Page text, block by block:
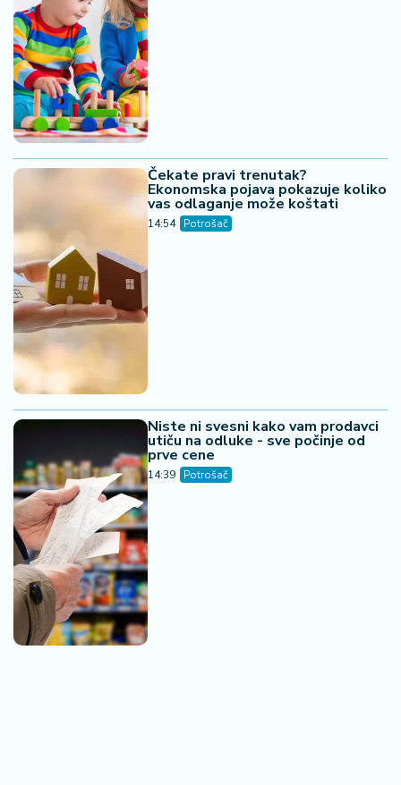
Čekate pravi trenutak?
Ekonomska pojava pokazuje koliko
vas odlaganje može koštati
14:54 Potrošač
Niste ni svesni kako vam prodavci
utiču na odluke - sve počinje od
prve cene
14:39 Potrošač